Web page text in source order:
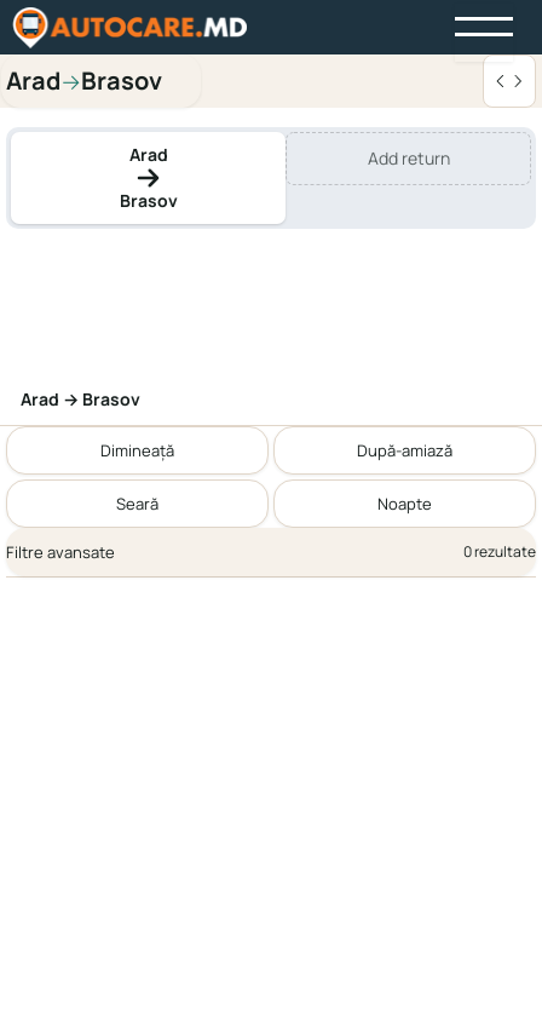
Arad→Brasov
Arad
Brasov
Add return
Arad → Brasov
Dimineață După-amiază
Seară Noapte
Filtre avansate 0 rezultate